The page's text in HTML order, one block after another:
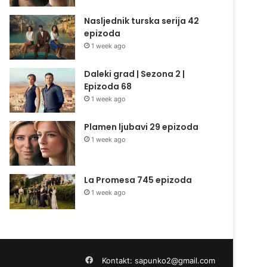
Nasljednik turska serija 42
epizoda
1 week ago
Daleki grad | Sezona 2 |
Epizoda 68
1 week ago
Plamen ljubavi 29 epizoda
1 week ago
La Promesa 745 epizoda
1 week ago
Kontakt: sapunko2@gmail.com
Facebook